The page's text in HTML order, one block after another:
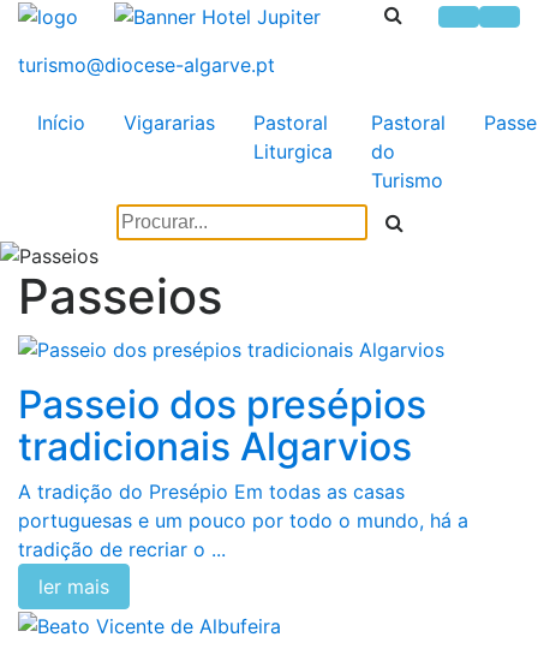
Início Vigararias
Pastoral
Liturgica
Pastoral
do
Turismo
Passeios
Passeio dos presépios
tradicionais Algarvios
A tradição do Presépio Em todas as casas
portuguesas e um pouco por todo o mundo, há a
tradição de recriar o ...
ler mais